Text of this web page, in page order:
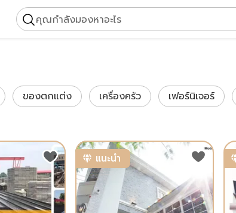
คุณกำลังมองหาอะไร
แนะนำ
ของตกแต่ง เครื่องครัว เฟอร์นิเจอร์